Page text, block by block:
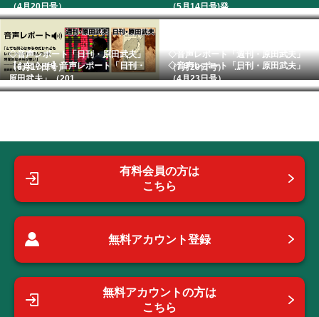
（4月20日号） ...
（5月14日号)発...
◇音声レポート「日刊・原田武夫」
（6月17日号）
◇音声レポート「週刊・原田武夫」
（7月29日号） ...
【お知らせ】音声レポート「日刊・
原田武夫」（201...
◇音声レポート「日刊・原田武夫」
（4月23日号） ...
有料会員の方は
こちら
無料アカウント登録
無料アカウントの方は
こちら